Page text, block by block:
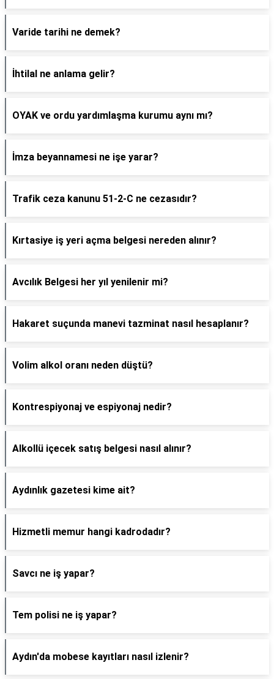
Varide tarihi ne demek?
İhtilal ne anlama gelir?
OYAK ve ordu yardımlaşma kurumu aynı mı?
İmza beyannamesi ne işe yarar?
Trafik ceza kanunu 51-2-C ne cezasıdır?
Kırtasiye iş yeri açma belgesi nereden alınır?
Avcılık Belgesi her yıl yenilenir mi?
Hakaret suçunda manevi tazminat nasıl hesaplanır?
Volim alkol oranı neden düştü?
Kontrespiyonaj ve espiyonaj nedir?
Alkollü içecek satış belgesi nasıl alınır?
Aydınlık gazetesi kime ait?
Hizmetli memur hangi kadrodadır?
Savcı ne iş yapar?
Tem polisi ne iş yapar?
Aydın'da mobese kayıtları nasıl izlenir?